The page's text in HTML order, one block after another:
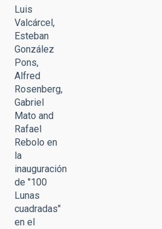
Luis
Valcárcel,
Esteban
González
Pons,
Alfred
Rosenberg,
Gabriel
Mato and
Rafael
Rebolo en
la
inauguración
de "100
Lunas
cuadradas"
en el